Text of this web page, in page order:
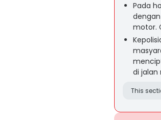
Pada
motor.
di jalan
This